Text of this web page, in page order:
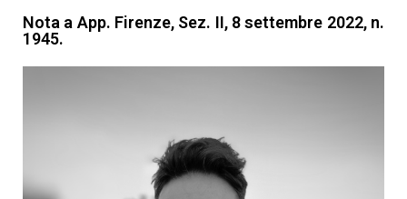
Nota a App. Firenze, Sez. II, 8 settembre 2022, n.
1945.